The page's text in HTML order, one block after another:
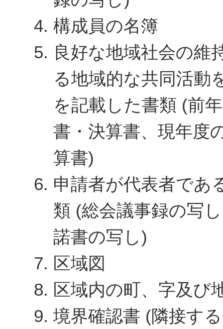
構成員の名簿
良好な地域社会の維
る地域的な共同活動
を記載した書類 (前
書・決算書、現年度
算書)
申請者が代表者であ
類 (総会議事録の写
諾書の写し)
区域図
区域内の町、字及び
境界確認書 (隣接す